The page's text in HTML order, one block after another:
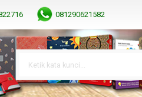
081290621582